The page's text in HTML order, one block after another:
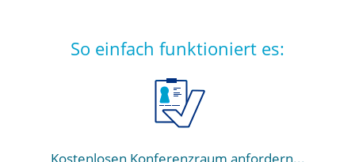
So einfach funktioniert es:
Kostenlosen Konferenzraum anfordern...